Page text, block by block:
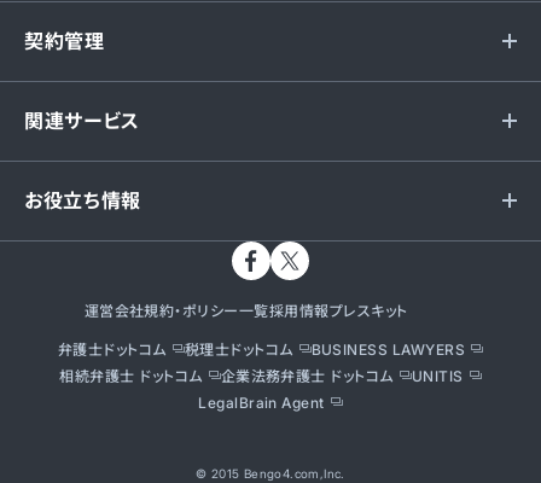
契約管理
関連サービス
お役立ち情報
運営会社規約・ポリシー一覧採用情報プレスキット
弁護士ドットコム 税理士ドットコム
BUSINESS LAWYERS
相続弁護士 ドットコム
企業法務弁護士 ドットコム
UNITIS
LegalBrain Agent
© 2015 Bengo4.com,Inc.